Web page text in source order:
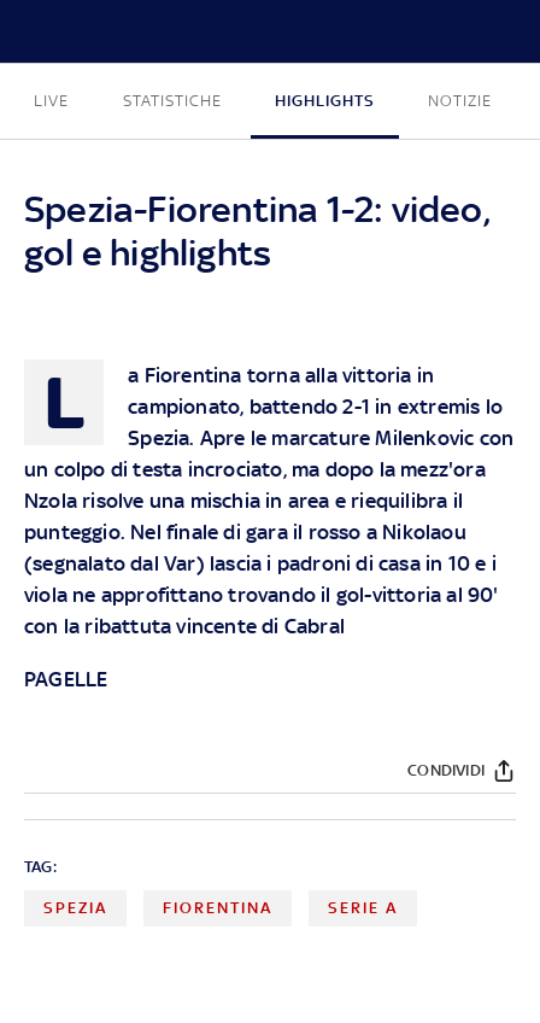
LIVE STATISTICHE HIGHLIGHTS NOTIZIE
Spezia-Fiorentina 1-2: video,
gol e highlights
L
a Fiorentina torna alla vittoria in
campionato, battendo 2-1 in extremis lo
Spezia. Apre le marcature Milenkovic con
un colpo di testa incrociato, ma dopo la mezz'ora
Nzola risolve una mischia in area e riequilibra il
punteggio. Nel finale di gara il rosso a Nikolaou
(segnalato dal Var) lascia i padroni di casa in 10 e i
viola ne approfittano trovando il gol-vittoria al 90'
con la ribattuta vincente di Cabral
PAGELLE
CONDIVIDI
TAG:
SPEZIA FIORENTINA SERIE A